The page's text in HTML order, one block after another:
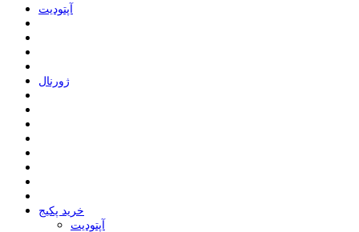
ﺁﭘﺘﻮﺩﯾﺖ
ﮊﻭﺭﻧﺎﻝ
خرید پکیج
ﺁﭘﺘﻮﺩﯾﺖ